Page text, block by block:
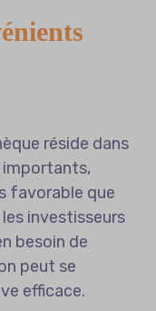
réside dans
importants,
favorable que
investisseurs
besoin de
peut se
efficace.